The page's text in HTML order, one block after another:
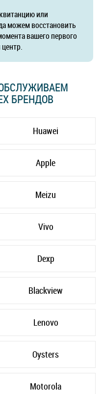
или
можем восстановить
вашего первого
БРЕНДОВ
Huawei
Apple
Meizu
Vivo
Dexp
Blackview
Lenovo
Oysters
Motorola